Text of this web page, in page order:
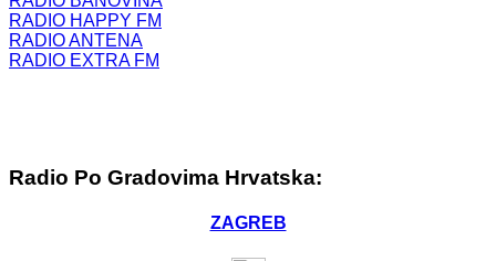
RADIO HAPPY FM
RADIO ANTENA
RADIO EXTRA FM
Radio Po Gradovima Hrvatska:
ZAGREB